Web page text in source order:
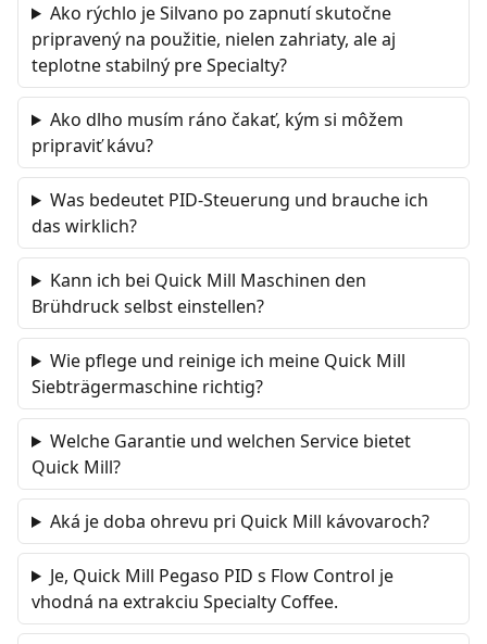
Ako rýchlo je Silvano po zapnutí skutočne
pripravený na použitie, nielen zahriaty, ale aj
teplotne stabilný pre Specialty?
Ako dlho musím ráno čakať, kým si môžem
pripraviť kávu?
Was bedeutet PID-Steuerung und brauche ich
das wirklich?
Kann ich bei Quick Mill Maschinen den
Brühdruck selbst einstellen?
Wie pflege und reinige ich meine Quick Mill
Siebträgermaschine richtig?
Welche Garantie und welchen Service bietet
Quick Mill?
Aká je doba ohrevu pri Quick Mill kávovaroch?
Je, Quick Mill Pegaso PID s Flow Control je
vhodná na extrakciu Specialty Coffee.